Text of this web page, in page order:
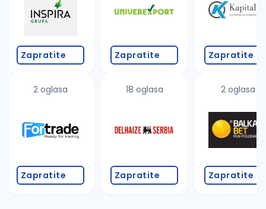
Zapratite
2 oglasa
Zapratite
Zapratite
18 oglasa
Zapratite
Zapratite
2 oglasa
Zapratite